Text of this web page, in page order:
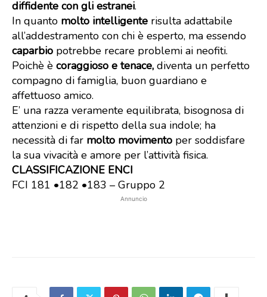
diffidente con gli estranei.
In quanto molto intelligente risulta adattabile
all’addestramento con chi è esperto, ma essendo
caparbio potrebbe recare problemi ai neofiti.
Poichè è coraggioso e tenace, diventa un perfetto
compagno di famiglia, buon guardiano e
affettuoso amico.
E’ una razza veramente equilibrata, bisognosa di
attenzioni e di rispetto della sua indole; ha
necessità di far molto movimento per soddisfare
la sua vivacità e amore per l’attività fisica.
CLASSIFICAZIONE ENCI
FCI 181 •182 •183 – Gruppo 2
Annuncio